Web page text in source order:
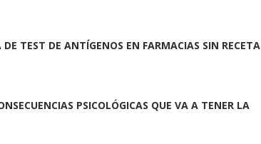
TEST DE ANTÍGENOS EN FARMACIAS SIN RECETA
PSICOLÓGICAS QUE VA A TENER LA